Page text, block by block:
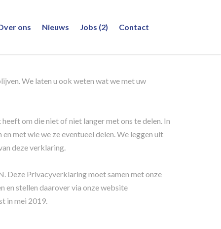
ons Nieuws Jobs (2) Contact
We laten u ook weten wat we met uw
om die niet of niet langer met ons te delen. In
met wie we ze eventueel delen. We leggen uit
deze verklaring.
Deze Privacyverklaring moet samen met onze
en stellen daarover via onze website
in mei 2019.